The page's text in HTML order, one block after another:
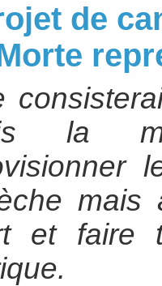
de
la
et faire